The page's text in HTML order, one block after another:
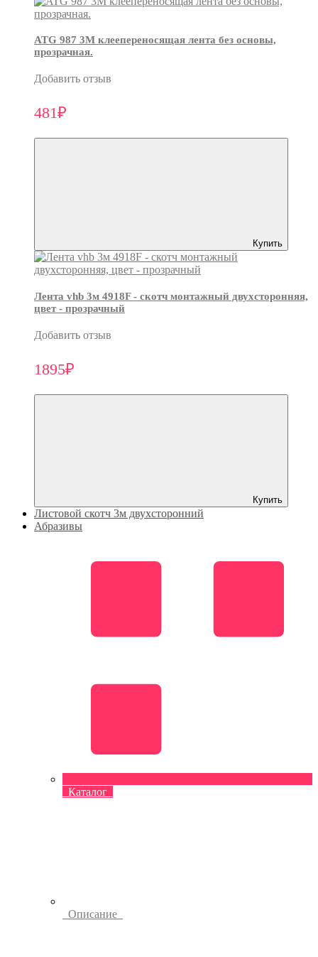
ATG 987 3М клеепереносящая лента без основы,
прозрачная.
Добавить отзыв
481₽
Купить
Лента vhb 3м 4918F - скотч монтажный двухсторонняя,
цвет - прозрачный
Добавить отзыв
1895₽
Купить
Листовой скотч 3м двухсторонний
Абразивы
Каталог
Описание